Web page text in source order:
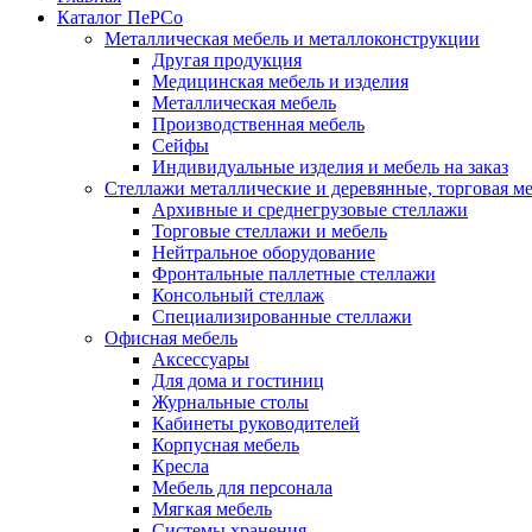
Каталог ПеРСо
Металлическая мебель и металлоконструкции
Другая продукция
Медицинская мебель и изделия
Металлическая мебель
Производственная мебель
Сейфы
Индивидуальные изделия и мебель на заказ
Стеллажи металлические и деревянные, торговая
Архивные и среднегрузовые стеллажи
Торговые стеллажи и мебель
Нейтральное оборудование
Фронтальные паллетные стеллажи
Консольный стеллаж
Специализированные стеллажи
Офисная мебель
Аксессуары
Для дома и гостиниц
Журнальные столы
Кабинеты руководителей
Корпусная мебель
Кресла
Мебель для персонала
Мягкая мебель